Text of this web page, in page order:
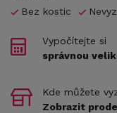
Bez kostic
Vypočítejte si
správnou
Kde můžete
Zobrazit